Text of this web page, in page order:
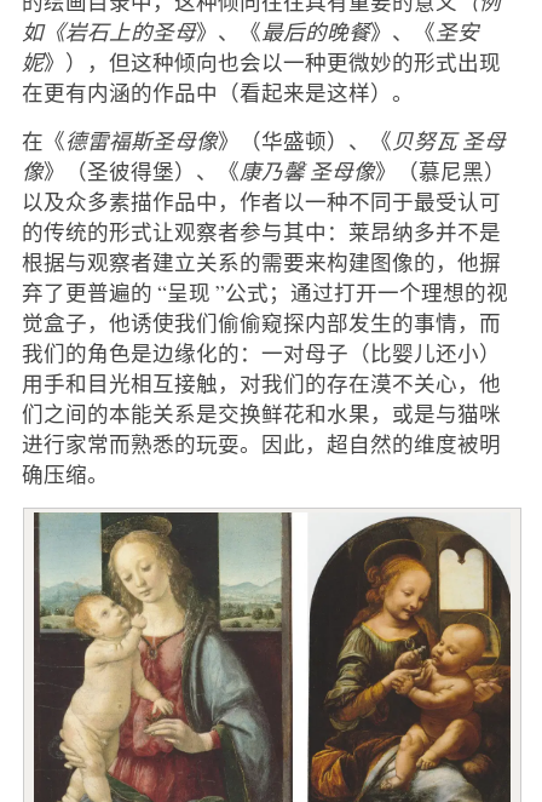
如《岩石上的圣母》、《最后的晚餐》、《圣安
妮》），但这种倾向也会以一种更微妙的形式出现
在更有内涵的作品中（看起来是这样）。
在《德雷福斯圣母像》（华盛顿）、《 贝努瓦 圣母
像》（圣彼得堡）、《康乃馨 圣母像》（慕尼黑）
以及众多素描作品中，作者以一种不同于最受认可
的传统的形式让观察者参与其中：莱昂纳多并不是
根据与观察者建立关系的需要来构建图像的，他摒
弃了更普遍的 “呈现 ”公式；通过打开一个理想的视
觉盒子，他诱使我们偷偷窥探内部发生的事情，而
我们的角色是边缘化的：一对母子（比婴儿还小）
用手和目光相互接触，对我们的存在漠不关心，他
们之间的本能关系是交换鲜花和水果，或是与猫咪
进行家常而熟悉的玩耍。因此，超自然的维度被明
确压缩。